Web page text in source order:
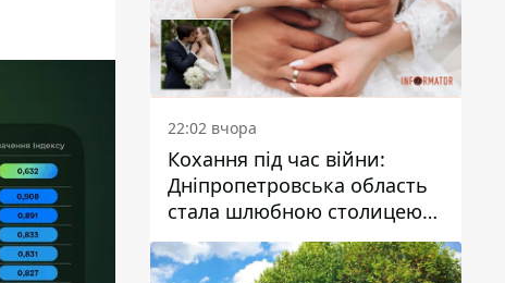
22:02 вчора
Кохання під час війни:
Дніпропетровська область
стала шлюбною столицею
України